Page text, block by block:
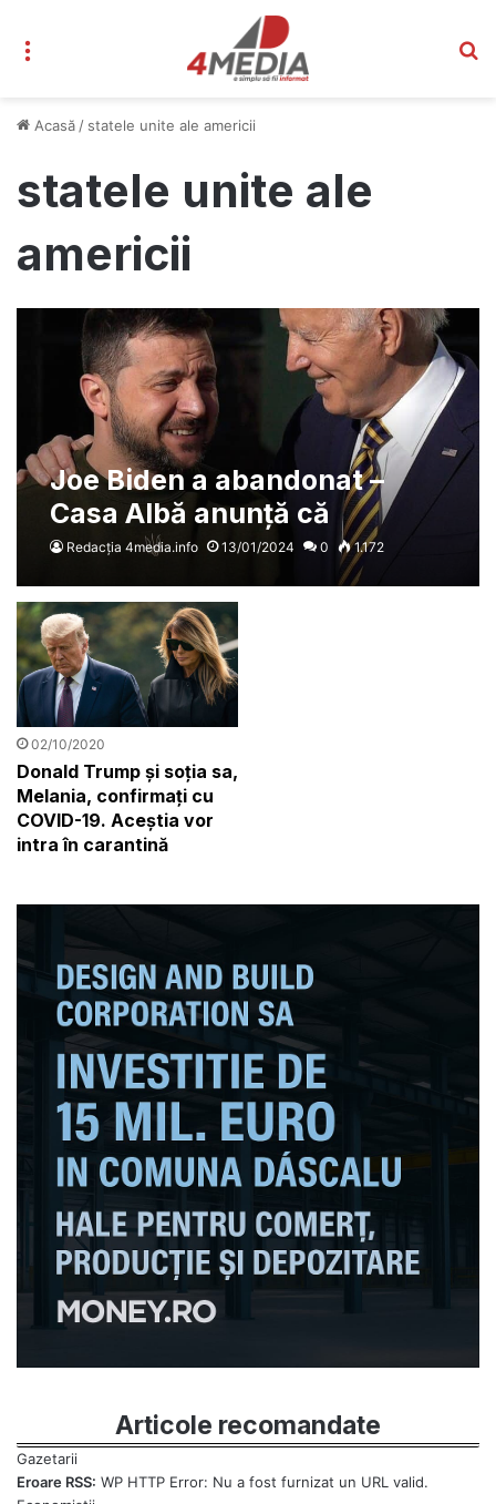
Acasă / statele unite ale americii
statele unite ale
americii
Joe Biden a abandonat –
Casa Albă anunță că
asistența americană pentru
Ucraina a „încetat complet”
Redacția 4media.info 13/01/2024 0 1.172
02/10/2020
Donald Trump și soția sa,
Melania, confirmați cu
COVID-19. Aceștia vor
intra în carantină
Articole recomandate
Eroare RSS: WP HTTP Error: Nu a fost furnizat un URL valid.